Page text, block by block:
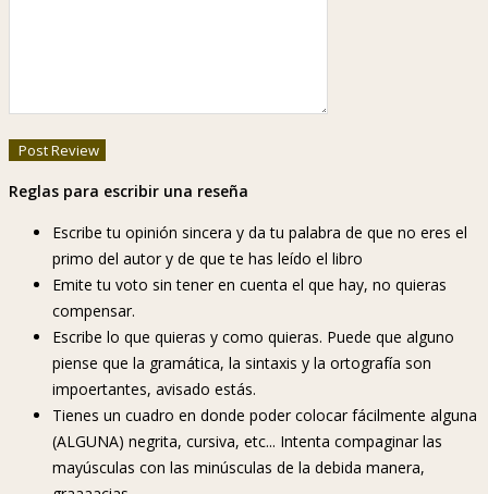
Reglas para escribir una reseña
Escribe tu opinión sincera y da tu palabra de que no eres el
primo del autor y de que te has leído el libro
Emite tu voto sin tener en cuenta el que hay, no quieras
compensar.
Escribe lo que quieras y como quieras. Puede que alguno
piense que la gramática, la sintaxis y la ortografía son
impoertantes, avisado estás.
Tienes un cuadro en donde poder colocar fácilmente alguna
(ALGUNA) negrita, cursiva, etc... Intenta compaginar las
mayúsculas con las minúsculas de la debida manera,